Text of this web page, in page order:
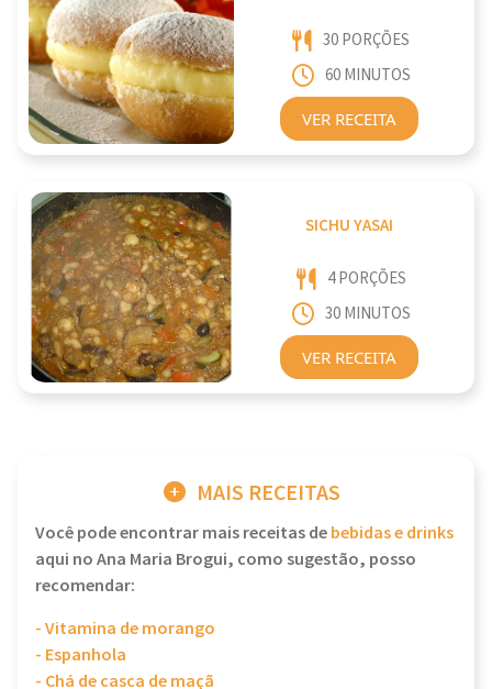
30 PORÇÕES
60 MINUTOS
VER RECEITA
SICHU YASAI
4 PORÇÕES
30 MINUTOS
VER RECEITA
MAIS RECEITAS
Você pode encontrar mais receitas debebidas e drinks
aqui no Ana Maria Brogui, como sugestão, posso
recomendar:
- Vitamina de morango
- Espanhola
- Chá de casca de maçã